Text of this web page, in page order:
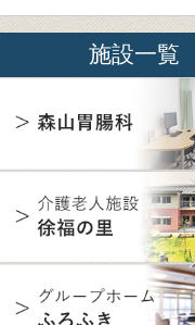
施設一覧